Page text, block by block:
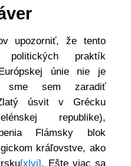
upozorniť, že tento
politických praktík
únie nie je
sme sem zaradiť
úsvit v Grécku
republike),
Flámsky blok
kráľovstve, ako
[xlvi]. Ešte viac sa